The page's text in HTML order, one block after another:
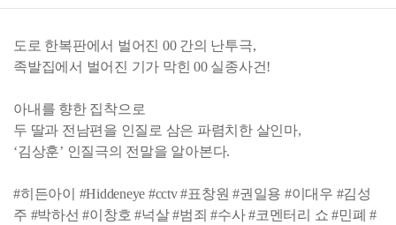
도로 한복판에서 벌어진 00 간의 난투극,
족발집에서 벌어진 기가 막힌 00 실종사건!
아내를 향한 집착으로
두 딸과 전남편을 인질로 삼은 파렴치한 살인마,
‘김상훈’ 인질극의 전말을 알아본다.
#히든아이 #Hiddeneye #cctv #표창원 #권일용 #이대우 #김성
주 #박하선 #이창호 #넉살 #범죄 #수사 #코멘터리 쇼 #민폐 #